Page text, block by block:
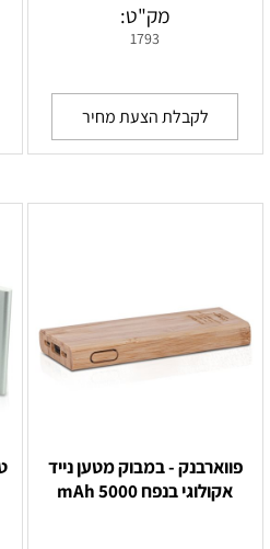
מק"ט:
1793
לקבלת הצעת מחיר
פווארבנק - במבוק מטען נייד
אקולוגי בנפח 5000 mAh